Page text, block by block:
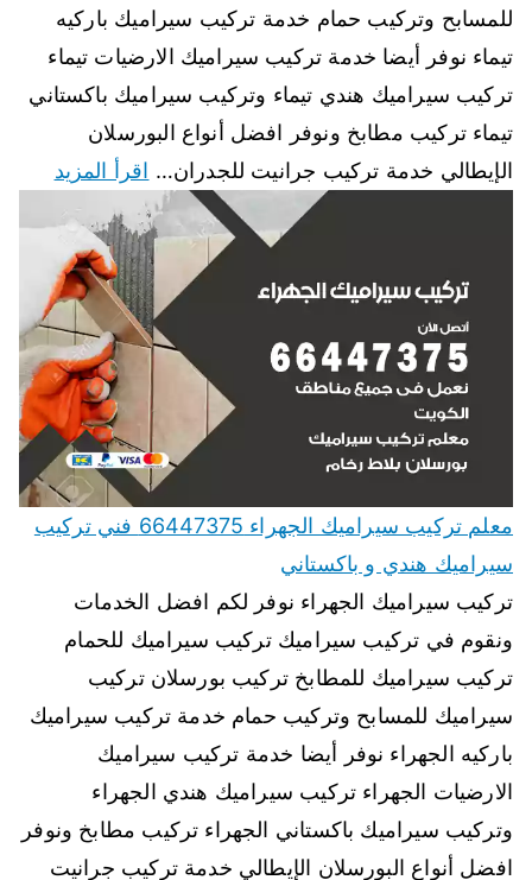
للمسابح وتركيب حمام خدمة تركيب سيراميك باركيه
تيماء نوفر أيضا خدمة تركيب سيراميك الارضيات تيماء
تركيب سيراميك هندي تيماء وتركيب سيراميك باكستاني
تيماء تركيب مطابخ ونوفر افضل أنواع البورسلان
الإيطالي خدمة تركيب جرانيت للجدران… اقرأ المزيد
معلم تركيب سيراميك الجهراء 66447375 فني تركيب
سيراميك هندي و باكستاني
تركيب سيراميك الجهراء نوفر لكم افضل الخدمات
ونقوم في تركيب سيراميك تركيب سيراميك للحمام
تركيب سيراميك للمطابخ تركيب بورسلان تركيب
سيراميك للمسابح وتركيب حمام خدمة تركيب سيراميك
باركيه الجهراء نوفر أيضا خدمة تركيب سيراميك
الارضيات الجهراء تركيب سيراميك هندي الجهراء
وتركيب سيراميك باكستاني الجهراء تركيب مطابخ ونوفر
افضل أنواع البورسلان الإيطالي خدمة تركيب جرانيت